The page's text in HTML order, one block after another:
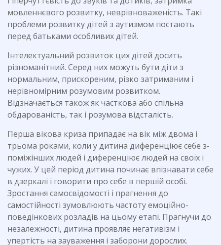
мовленнєвого розвитку, неврівноваженість. Такі
проблеми розвитку дітей з аутизмом постають
перед батьками особливих дітей.
Інтелектуальний розвиток цих дітей досить
різноманітний. Серед них можуть бути діти з
нормальним, прискореним, різко затриманим і
нерівномірним розумовим розвитком.
Відзначається також як часткова або спільна
обдарованість, так і розумова відсталість.
Перша вікова криза припадає на вік між двома і
трьома роками, коли у дитина диференціює себе з-
поміжінших людей і диференціює людей на своїх і
чужих. У цей період дитина починає впізнавати себе
в дзеркалі і говорити про себе в першій особі.
Зростання самосвідомості і прагнення до
самостійності зумовлюють частоту емоційно-
поведінкових розладів на цьому етапі. Прагнучи до
незалежності, дитина проявляє негативізм і
упертість на зауваження і заборони дорослих.